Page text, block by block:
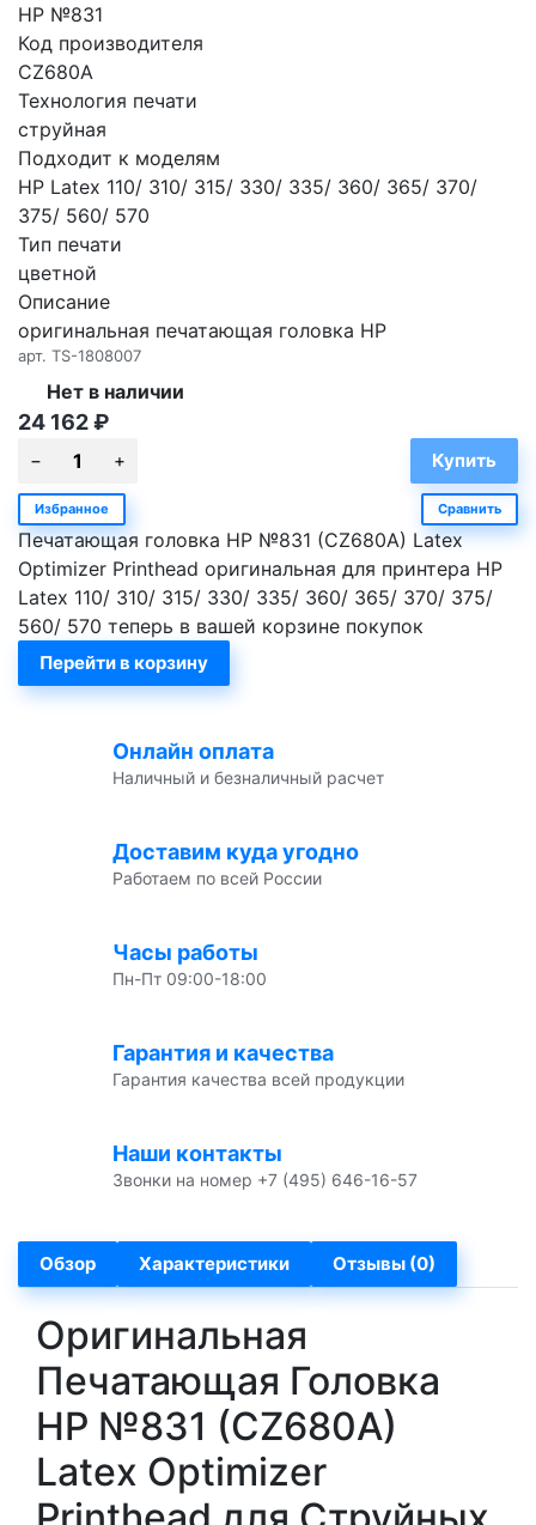
HP №831
Код производителя
CZ680A
Технология печати
струйная
Подходит к моделям
HP Latex 110/ 310/ 315/ 330/ 335/ 360/ 365/ 370/
375/ 560/ 570
Тип печати
цветной
Описание
оригинальная печатающая головка HP
арт. TS-1808007
Нет в наличии
24 162₽
Избранное Сравнить
Печатающая головка HP №831 (CZ680A) Latex
Optimizer Printhead оригинальная для принтера HP
Latex 110/ 310/ 315/ 330/ 335/ 360/ 365/ 370/ 375/
560/ 570 теперь в вашей корзине покупок
Перейти в корзину
Онлайн оплата
Наличный и безналичный расчет
Доставим куда угодно
Работаем по всей России
Часы работы
Пн-Пт 09:00-18:00
Гарантия и качества
Гарантия качества всей продукции
Наши контакты
Звонки на номер +7 (495) 646-16-57
Обзор Характеристики Отзывы (0)
Оригинальная
Печатающая Головка
HP №831 (CZ680A)
Latex Optimizer